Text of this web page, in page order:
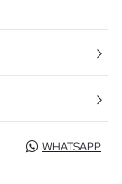
WHATSAPP